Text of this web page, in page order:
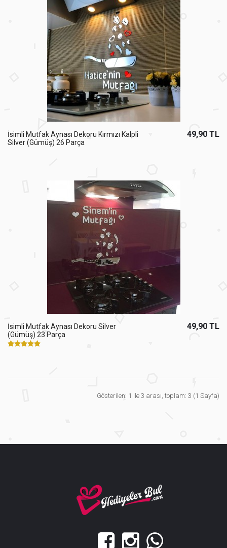
İsimli Mutfak Aynası Dekoru Kırmızı Kalpli
Silver (Gümüş) 26 Parça
49,90 TL
İsimli Mutfak Aynası Dekoru Silver
(Gümüş) 23 Parça
49,90 TL
Gösterilen: 1 ile 3 arası, toplam: 3 (1 Sayfa)